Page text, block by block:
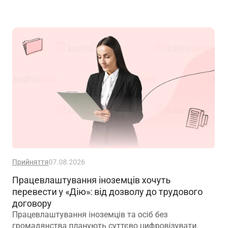
зміною істотних умов праці? Наприклад, працівник
був обліковцем тваринного комплексу, а після
перейменування працює у свинофермі.
Прийняття07.08.2026
Працевлаштування іноземців хочуть
перевести у «Дію»: від дозволу до трудового
договору
Працевлаштування іноземців та осіб без
громадянства планують суттєво цифровізувати.